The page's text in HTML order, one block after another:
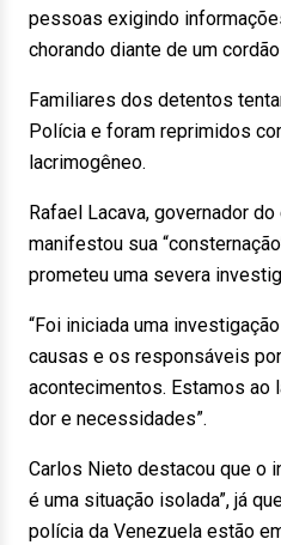
pessoas exigindo
chorando diante de um
Familiares dos detentos
Polícia e foram reprimidos
lacrimogêneo.
Rafael Lacava, governador
manifestou sua
prometeu uma severa
“Foi iniciada uma
causas e os responsáveis
acontecimentos. Estamos ao
dor e necessidades”.
Carlos Nieto destacou que o
é uma situação isolada”, já
polícia da Venezuela estão